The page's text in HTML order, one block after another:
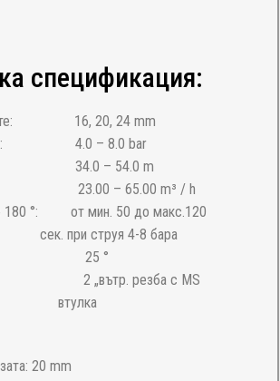
спецификация:
16, 20, 24 mm
4.0 – 8.0 bar
34.0 – 54.0 m
23.00 – 65.00 m³ / h
180 °: от мин. 50 до макс.120
струя 4-8 бара
25 °
2 „вътр. резба с MS
20 mm